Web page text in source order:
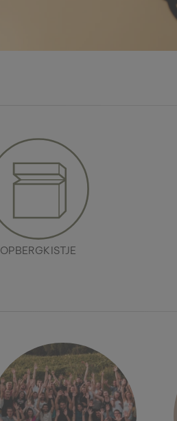
OPBERGKISTJE